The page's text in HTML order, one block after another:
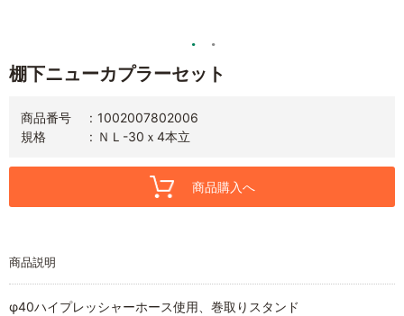
棚下ニューカプラーセット
商品番号
1002007802006
規格
ＮＬ-30ｘ4本立
商品購入へ
商品説明
φ40ハイプレッシャーホース使用、巻取りスタンド